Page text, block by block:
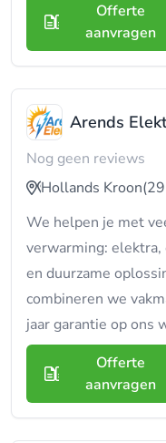
Offerte
aanvragen
Arends
Nog geen reviews
Hollands Kroon
We helpen je met
verwarming:
en duurzame
combineren we
jaar garantie op ons
Offerte
aanvragen